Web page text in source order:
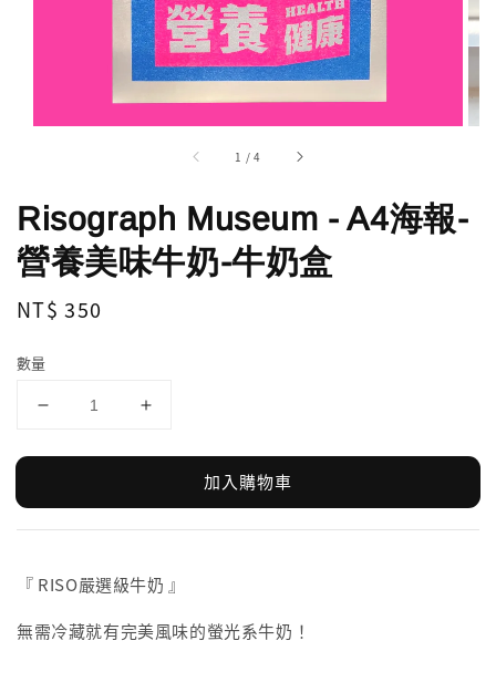
1 /4
Risograph Museum - A4海報-
營養美味牛奶-牛奶盒
Regular
NT$ 350
數量
加入購物車
『 RISO嚴選級牛奶 』
無需冷藏就有完美風味的螢光系牛奶！